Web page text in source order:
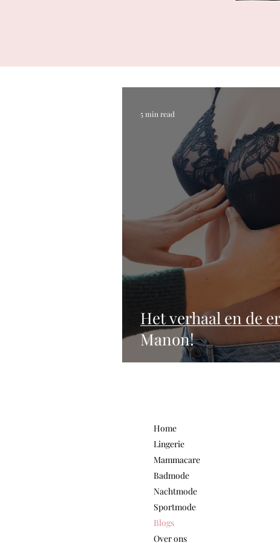
Het verhaal en de
Manon!
5 min read
Home
Lingerie
Mammacare
Badmode
Nachtmode
Sportmode
Blogs
Over ons